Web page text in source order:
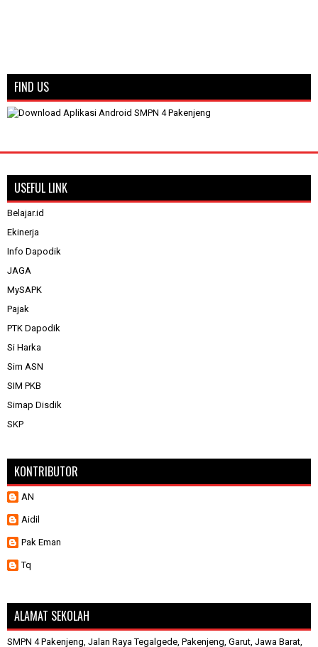
FIND US
USEFUL LINK
Belajar.id
Ekinerja
Info Dapodik
JAGA
MySAPK
Pajak
PTK Dapodik
Si Harka
Sim ASN
SIM PKB
Simap Disdik
SKP
KONTRIBUTOR
AN
Aidil
Pak Eman
Tq
ALAMAT SEKOLAH
SMPN 4 Pakenjeng, Jalan Raya Tegalgede, Pakenjeng, Garut, Jawa Barat,